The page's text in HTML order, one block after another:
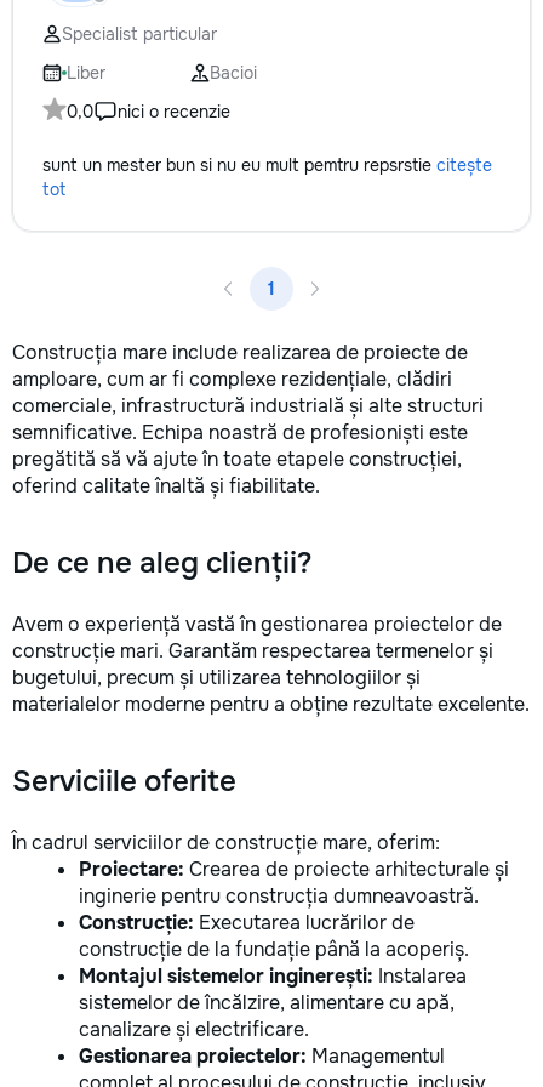
la fiecare detaliu. Contactați-ne
pentru o consultație gratuită și un
deviz fără obligații: 069 376 542
+373 603 31 178 Viber | WhatsApp
| Telegram Disponibili zilnic pentru
gratuit Consultanță profesională
Soluții pentru orice buget
moderne și funcționale! Calitatea
Specialist particular
Liber
Bacioi
0,0
nici o recenzie
sunt un mester bun si nu eu mult pemtru repsrstie citește
tot
1
Construcția mare include realizarea de proiecte de
amploare, cum ar fi complexe rezidențiale, clădiri
comerciale, infrastructură industrială și alte structuri
semnificative. Echipa noastră de profesioniști este
pregătită să vă ajute în toate etapele construcției,
oferind calitate înaltă și fiabilitate.
De ce ne aleg clienții?
Avem o experiență vastă în gestionarea proiectelor de
construcție mari. Garantăm respectarea termenelor și
bugetului, precum și utilizarea tehnologiilor și
materialelor moderne pentru a obține rezultate excelente.
Serviciile oferite
În cadrul serviciilor de construcție mare, oferim:
Proiectare: Crearea de proiecte arhitecturale și
inginerie pentru construcția dumneavoastră.
Construcție: Executarea lucrărilor de
construcție de la fundație până la acoperiș.
Montajul sistemelor inginerești: Instalarea
sistemelor de încălzire, alimentare cu apă,
canalizare și electrificare.
Gestionarea proiectelor: Managementul